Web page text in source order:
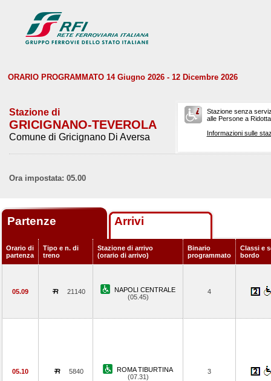
ORARIO PROGRAMMATO 14 Giugno 2026 - 12 Dicembre 2026
Stazione di
GRICIGNANO-TEVEROLA
Comune di Gricignano Di Aversa
Stazione senza
alle Persone a
Informazioni sulle
Ora impostata: 05.00
Partenze Arrivi
Orario di
partenza
Tipo e n. di
treno
Stazione di arrivo
(orario di arrivo)
Binario
programmato
Classi e
bordo
05.09 21140
NAPOLI CENTRALE
(05.45)
4
05.10 5840
ROMA TIBURTINA
(07.31)
3